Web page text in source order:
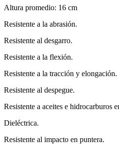
Altura promedio: 16 cm
Resistente a la abrasión.
Resistente al desgarro.
Resistente a la flexión.
Resistente a la tracción y elongación.
Resistente al despegue.
Resistente a aceites e hidrocarburos
Dieléctrica.
Resistente al impacto en puntera.